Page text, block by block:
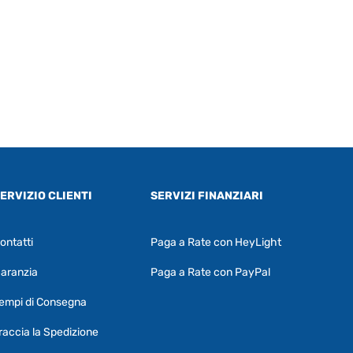
CLIENTI
di Consegna
la Spedizione
SERVIZI FINANZIARI
Paga a Rate con HeyLight
Paga a Rate con PayPal
RF Assist
Puoi chiedermi informazioni generali o
specifiche su certi prodotti.